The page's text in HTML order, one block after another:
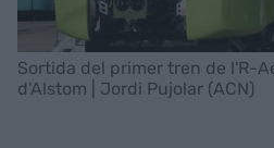
Sortida del primer tren de l'R-
d'Alstom | Jordi Pujolar (ACN)